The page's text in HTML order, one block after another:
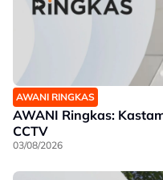
AWANI RINGKAS
AWANI Ringkas:
CCTV
03/08/2026